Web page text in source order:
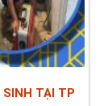
SINH TẠI TP